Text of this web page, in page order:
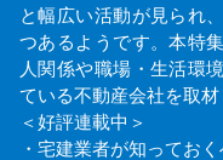
と幅広い活動が見られ
つあるようです。本特
人関係や職場・生活環
ている不動産会社を取材
＜好評連載中＞
・宅建業者が知ってお